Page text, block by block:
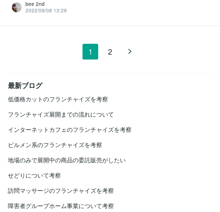
bee 2nd
2022/09/08 13:29
1 2
最新ブログ
低価格カットのフランチャイズを考察
フランチャイズ展開までの流れについて
インターネットカフェのフランチャイズを考察
ビルメン系のフランチャイズを考察
地場のみで展開中の商品の委託販売がしたい
せどりについて考察
訪問マッサージのフランチャイズを考察
障害者グループホーム事業について考察